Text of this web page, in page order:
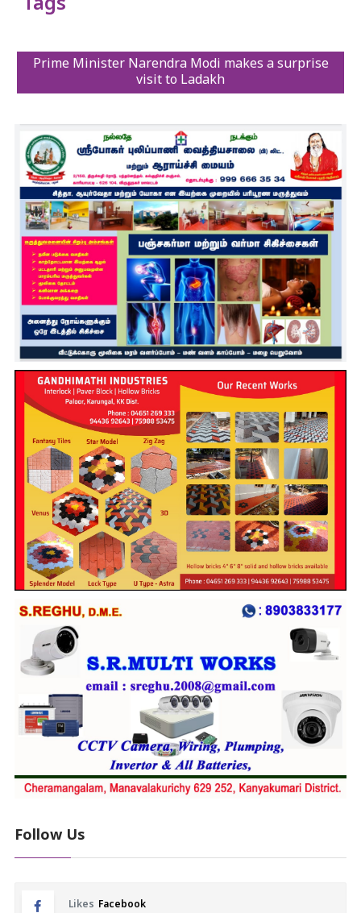
Tags
Prime Minister Narendra Modi makes a surprise
visit to Ladakh
Follow Us
Likes Facebook